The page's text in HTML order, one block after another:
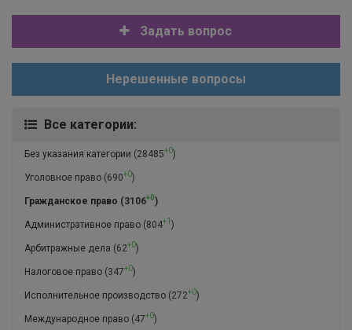
Задать вопрос
Нерешенные вопросы
Все категории:
Без указания категории (28485+0)
Уголовное право (690+0)
Гражданское право (3106+0)
Административное право (804+1 )
Арбитражные дела (62+0)
Налоговое право (347+0)
Исполнительное производство (272+0)
Международное право (47+0)